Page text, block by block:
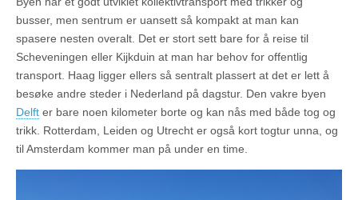
busser, men sentrum er uansett så kompakt at man kan
spasere nesten overalt. Det er stort sett bare for å reise til
Scheveningen eller Kijkduin at man har behov for offentlig
transport. Haag ligger ellers så sentralt plassert at det er lett å
besøke andre steder i Nederland på dagstur. Den vakre byen
Delft er bare noen kilometer borte og kan nås med både tog og
trikk. Rotterdam, Leiden og Utrecht er også kort togtur unna, og
til Amsterdam kommer man på under en time.